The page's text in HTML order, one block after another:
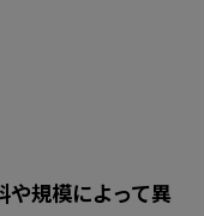
規模によって異